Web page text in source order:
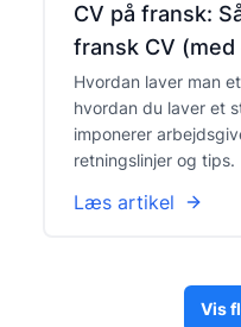
CV på fransk:
fransk CV
Hvordan laver man
hvordan du laver et
imponerer
retningslinjer og tips.
Læs artikel
Vis